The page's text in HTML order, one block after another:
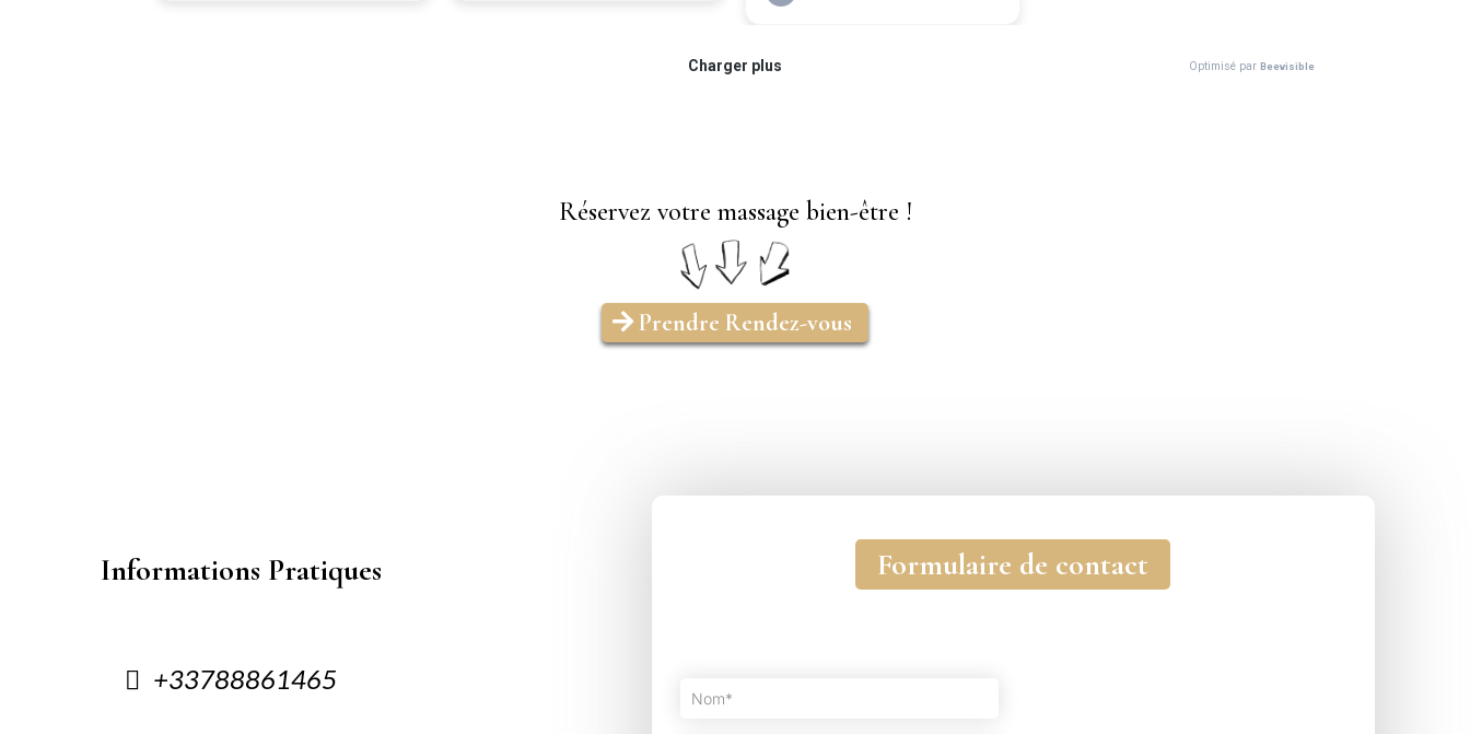
Réservez votre massage bien-être !
Prendre Rendez-vous
Informations Pratiques
+33788861465
Formulaire de contact